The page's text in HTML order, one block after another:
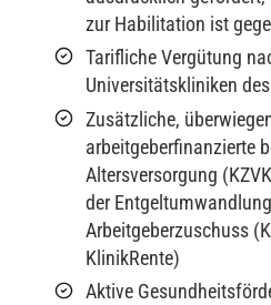
zur Habilitation ist
Tarifliche Vergütung
Universitätskliniken
Zusätzliche,
arbeitgeberfinanzierte
Altersversorgung
der
Arbeitgeberzuschuss
KlinikRente)
Aktive